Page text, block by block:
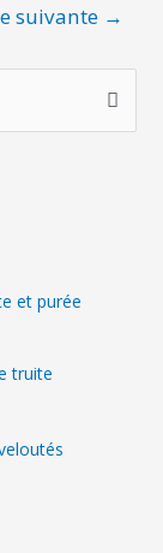
suivante →
et purée
truite